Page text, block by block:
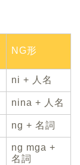
NG形
ni + 人名
nina + 人名
ng + 名詞
ng mga +
名詞